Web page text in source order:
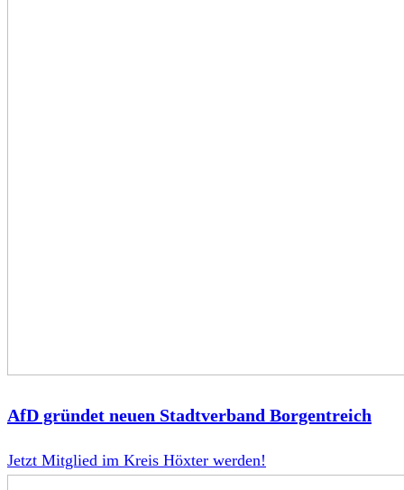
AfD gründet neuen Stadtverband Borgentreich
Jetzt Mitglied im Kreis Höxter werden!